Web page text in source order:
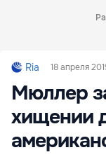
Ria 18 апреля
Мюллер
хищении